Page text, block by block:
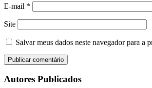
E-mail *
Site
Salvar meus dados neste navegador para a
Autores Publicados